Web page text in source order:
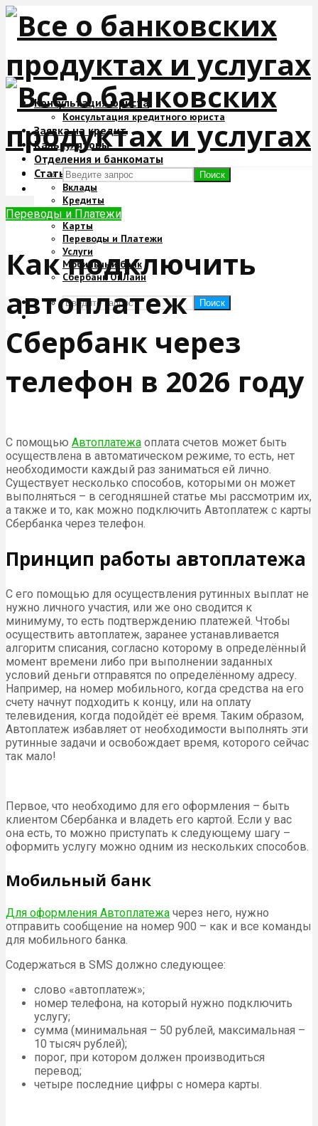
Консультация юриста
Консультация кредитного юриста
Заявка на кредит
Калькуляторы
Отделения и банкоматы
Статьи
Вклады
Кредиты
Ипотека
Карты
Переводы и Платежи
Услуги
Мобильный банк
Сбербанк ОнЛайн
Поиск
Поиск
Переводы и Платежи
Как подключить
автоплатеж
Сбербанк через
телефон в 2026 году
С помощью Автоплатежа оплата счетов может быть
осуществлена в автоматическом режиме, то есть, нет
необходимости каждый раз заниматься ей лично.
Существует несколько способов, которыми он может
выполняться – в сегодняшней статье мы рассмотрим их,
а также и то, как можно подключить Автоплатеж с карты
Сбербанка через телефон.
Принцип работы автоплатежа
С его помощью для осуществления рутинных выплат не
нужно личного участия, или же оно сводится к
минимуму, то есть подтверждению платежей. Чтобы
осуществить автоплатеж, заранее устанавливается
алгоритм списания, согласно которому в определённый
момент времени либо при выполнении заданных
условий деньги отправятся по определённому адресу.
Например, на номер мобильного, когда средства на его
счету начнут подходить к концу, или на оплату
телевидения, когда подойдёт её время. Таким образом,
Автоплатеж избавляет от необходимости выполнять эти
рутинные задачи и освобождает время, которого сейчас
так мало!
Первое, что необходимо для его оформления – быть
клиентом Сбербанка и владеть его картой. Если у вас
она есть, то можно приступать к следующему шагу –
оформить услугу можно одним из нескольких способов.
Мобильный банк
Для оформления Автоплатежа через него, нужно
отправить сообщение на номер 900 – как и все команды
для мобильного банка.
Содержаться в SMS должно следующее:
слово «автоплатеж»;
номер телефона, на который нужно подключить
услугу;
сумма (минимальная – 50 рублей, максимальная –
10 тысяч рублей);
порог, при котором должен производиться
перевод;
четыре последние цифры с номера карты.